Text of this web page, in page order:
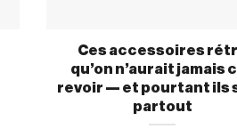
Ces accessoires
qu’on n’aurait jamais
revoir — et pourtant ils
partout